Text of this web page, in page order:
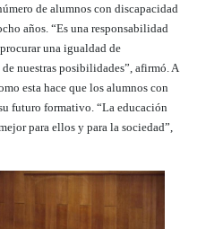
de alumnos con discapacidad
años. “Es una responsabilidad
una igualdad de
nuestras posibilidades”, afirmó. A
esta hace que los alumnos con
futuro formativo. “La educación
para ellos y para la sociedad”,